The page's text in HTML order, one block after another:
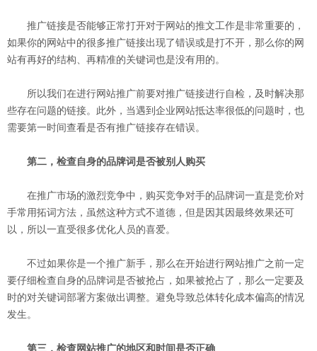
推广链接是否能够正常打开对于网站的推文工作是非常重要的，
如果你的网站中的很多推广链接出现了错误或是打不开，那么你的网
站有再好的结构、再精准的关键词也是没有用的。
所以我们在进行网站推广前要对推广链接进行自检，及时解决那
些存在问题的链接。此外，当遇到企业网站抵达率很低的问题时，也
需要第一时间查看是否有推广链接存在错误。
第二，检查自身的品牌词是否被别人购买
在推广市场的激烈竞争中，购买竞争对手的品牌词一直是竞价对
手常用拓词方法，虽然这种方式不道德，但是因其因最终效果还可
以，所以一直受很多优化人员的喜爱。
不过如果你是一个推广新手，那么在开始进行网站推广之前一定
要仔细检查自身的品牌词是否被抢占，如果被抢占了，那么一定要及
时的对关键词部署方案做出调整。避免导致总体转化成本偏高的情况
发生。
第三，检查网站推广的地区和时间是否正确